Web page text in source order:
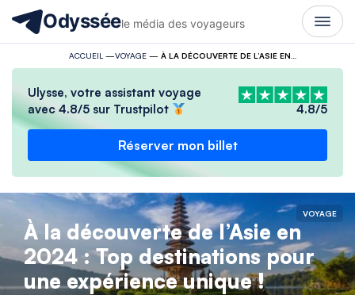
Odysséele média des voyageurs
ACCUEIL —VOYAGE—
Ulysse, votre assistant voyage
avec 4.8/5 sur Trustpilot
4.8/5
Réserver mon billet
VOYAGE
À la découverte de l’Asie en
2024 : Top destinations pour
une expérience unique !